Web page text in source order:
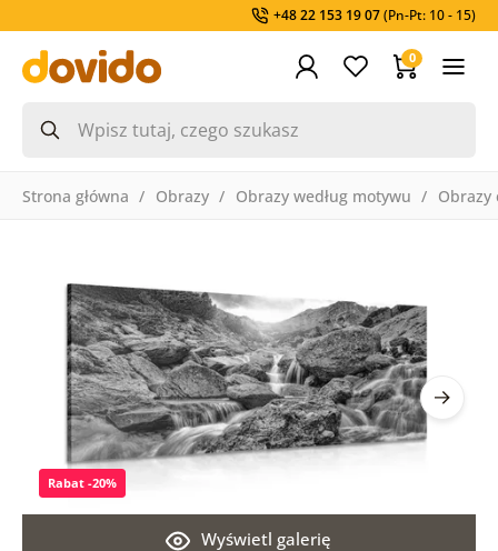
+48 22 153 19 07(Pn-Pt: 10 - 15)
0
Strona główna Obrazy Obrazy według motywu Obrazy
Wyświetl galerię
Rabat -20%